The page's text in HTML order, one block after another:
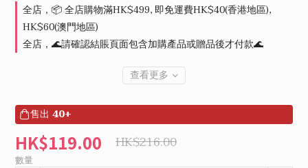
全店，📦 全店購物滿HK$499, 即免運費HK$40(香港地區),
HK$60(澳門地區)
全店，🌊請確認結賬頁面包含加購產品或贈品後才付款🌊
查看更多
售出 40+
HK$119.00 HK$216.00
數量